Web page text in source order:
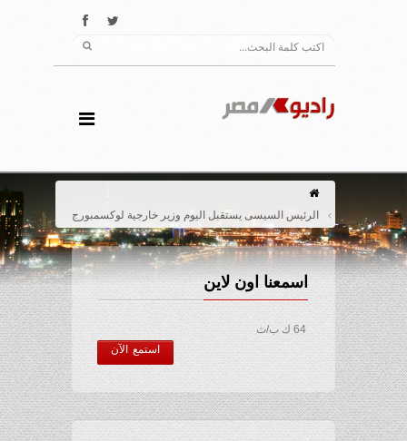
الرئيس السيسى يستقبل اليوم وزير خارجية لوكسمبورج
اسمعنا اون لاين
64 ك ب/ث
استمع الآن